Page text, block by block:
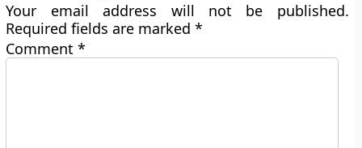
Your email address will not be published.
Required fields are marked*
Comment*